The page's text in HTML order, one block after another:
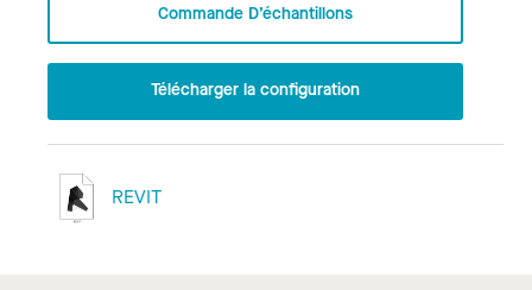
Commande D’échantillons
Télécharger la configuration
REVIT